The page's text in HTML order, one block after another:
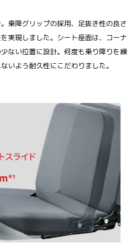
乗降グリップの採用、足抜き性の良さ
実現しました。シート座面は、コーナ
ない位置に設計。何度も乗り降りを繰
いよう耐久性にこだわりました。